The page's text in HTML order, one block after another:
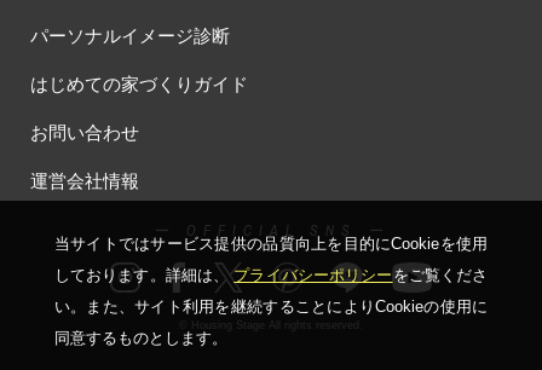
パーソナルイメージ診断
はじめての家づくりガイド
お問い合わせ
運営会社情報
ー OFFICIAL SNS ー
© Housing Stage All rights reserved.
当サイトではサービス提供の品質向上を⽬的にCookieを使⽤
しております。詳細は、プライバシーポリシーをご覧くださ
い。
また、サイト利⽤を継続することによりCookieの使⽤に
同意するものとします。